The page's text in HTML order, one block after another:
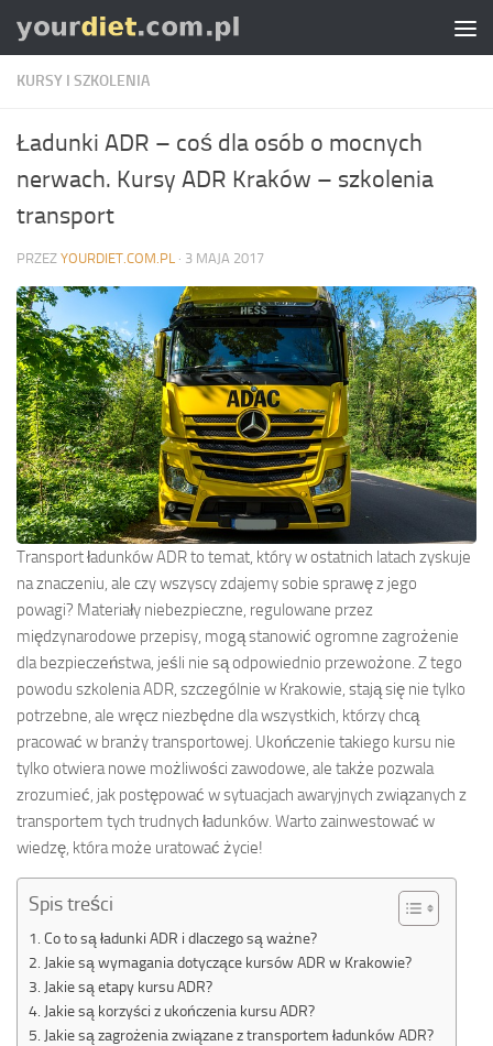
Skip to content
KURSY I SZKOLENIA
Ładunki ADR – coś dla osób o mocnych
nerwach. Kursy ADR Kraków – szkolenia
transport
PRZEZ YOURDIET.COM.PL · 3 MAJA 2017
Transport ładunków ADR to temat, który w ostatnich latach zyskuje
na znaczeniu, ale czy wszyscy zdajemy sobie sprawę z jego
powagi? Materiały niebezpieczne, regulowane przez
międzynarodowe przepisy, mogą stanowić ogromne zagrożenie
dla bezpieczeństwa, jeśli nie są odpowiednio przewożone. Z tego
powodu szkolenia ADR, szczególnie w Krakowie, stają się nie tylko
potrzebne, ale wręcz niezbędne dla wszystkich, którzy chcą
pracować w branży transportowej. Ukończenie takiego kursu nie
tylko otwiera nowe możliwości zawodowe, ale także pozwala
zrozumieć, jak postępować w sytuacjach awaryjnych związanych z
transportem tych trudnych ładunków. Warto zainwestować w
wiedzę, która może uratować życie!
Spis treści
Co to są ładunki ADR i dlaczego są ważne?
Jakie są wymagania dotyczące kursów ADR w Krakowie?
Jakie są etapy kursu ADR?
Jakie są korzyści z ukończenia kursu ADR?
Jakie są zagrożenia związane z transportem ładunków ADR?